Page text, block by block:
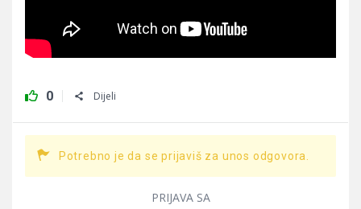
0 Dijeli
Potrebno je da se prijaviš za unos odgovora.
PRIJAVA SA